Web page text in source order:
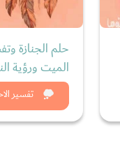
تفسير
حلم الجنازة
الميت ورؤية
شاهد